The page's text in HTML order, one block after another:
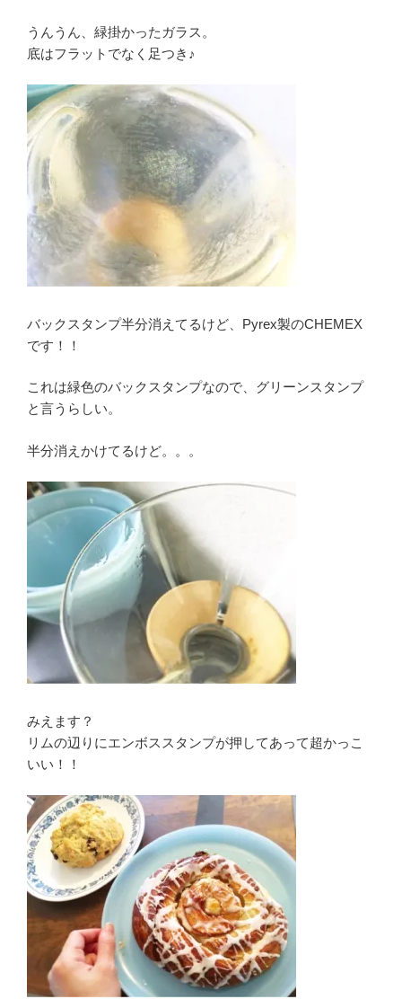
うんうん、緑掛かったガラス。
底はフラットでなく足つき♪
バックスタンプ半分消えてるけど、Pyrex製のCHEMEX
です！！
これは緑色のバックスタンプなので、グリーンスタンプ
と言うらしい。
半分消えかけてるけど。。。
みえます？
リムの辺りにエンボススタンプが押してあって超かっこ
いい！！